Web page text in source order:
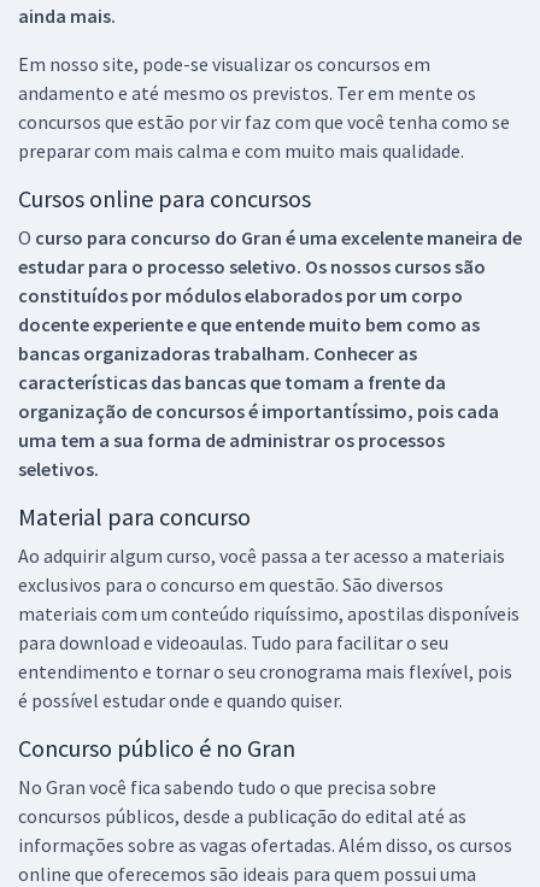
ainda mais.
Em nosso site, pode-se visualizar os concursos em
andamento e até mesmo os previstos. Ter em mente os
concursos que estão por vir faz com que você tenha como se
preparar com mais calma e com muito mais qualidade.
Cursos online para concursos
O curso para concurso do Gran é uma excelente maneira de
estudar para o processo seletivo. Os nossos cursos são
constituídos por módulos elaborados por um corpo
docente experiente e que entende muito bem como as
bancas organizadoras trabalham. Conhecer as
características das bancas que tomam a frente da
organização de concursos é importantíssimo, pois cada
uma tem a sua forma de administrar os processos
seletivos.
Material para concurso
Ao adquirir algum curso, você passa a ter acesso a materiais
exclusivos para o concurso em questão. São diversos
materiais com um conteúdo riquíssimo, apostilas disponíveis
para download e videoaulas. Tudo para facilitar o seu
entendimento e tornar o seu cronograma mais flexível, pois
é possível estudar onde e quando quiser.
Concurso público é no Gran
No Gran você fica sabendo tudo o que precisa sobre
concursos públicos, desde a publicação do edital até as
informações sobre as vagas ofertadas. Além disso, os cursos
online que oferecemos são ideais para quem possui uma